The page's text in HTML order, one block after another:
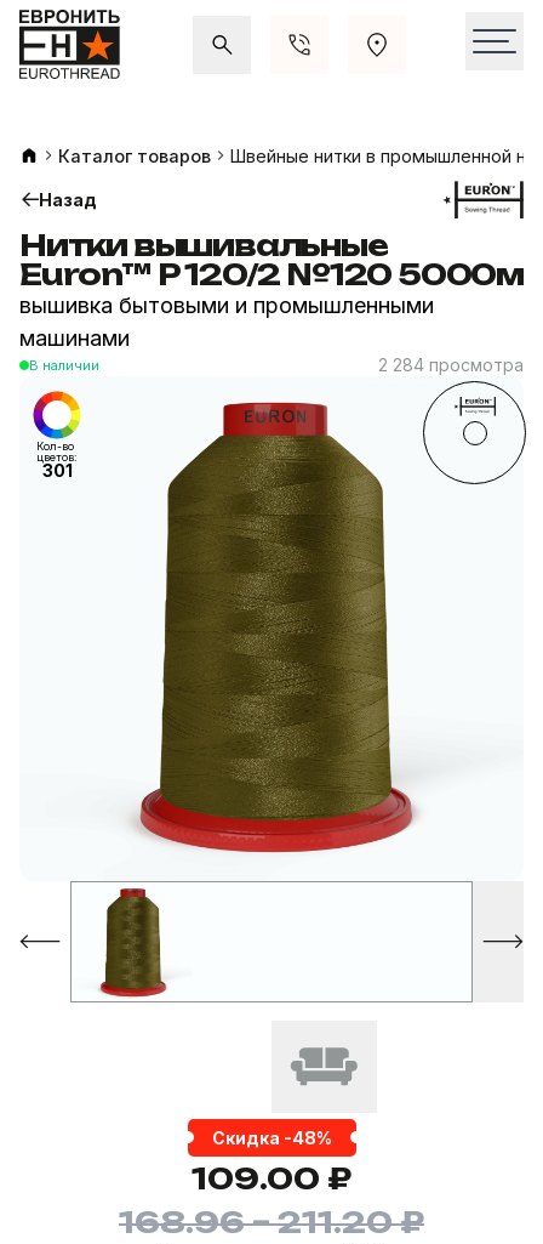
Каталог товаров Швейные нитки в промышленной
Назад
Нитки вышивальные
Euron™ P 120/2 №120 5000м
вышивка бытовыми и промышленными
машинами
В наличии 2 284 просмотра
Кол-во
цветов:
301
Скидка -48%
109.00 ₽
168.96 – 211.20 ₽